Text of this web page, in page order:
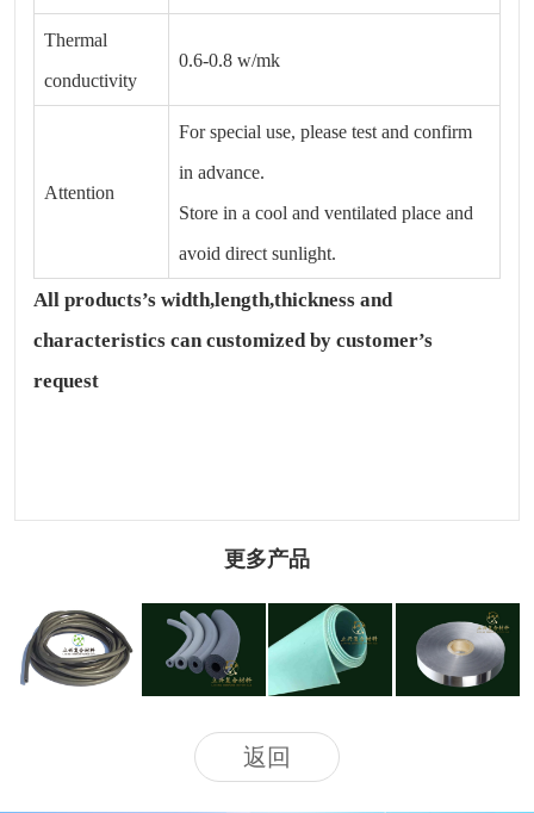
Thermal
conductivity
0.6-0.8 w/mk
Attention
For special use, please test and confirm
in advance.
Store in a cool and ventilated place and
avoid direct sunlight.
All products’s width,length,thickness and
characteristics can customized by customer’s
request
更多产品
镍碳银铝银
玻导电管
发泡硅胶条 绿色硅胶垫
铝箔导热胶
带
返回